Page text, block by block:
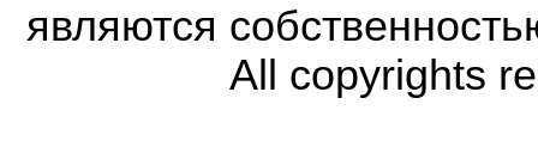
являются
All copyrights